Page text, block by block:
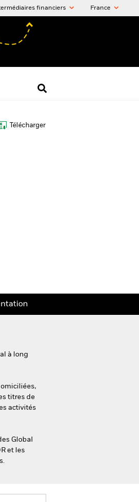
financiers France
Télécharger
à long
titres de
activités
Global
et les